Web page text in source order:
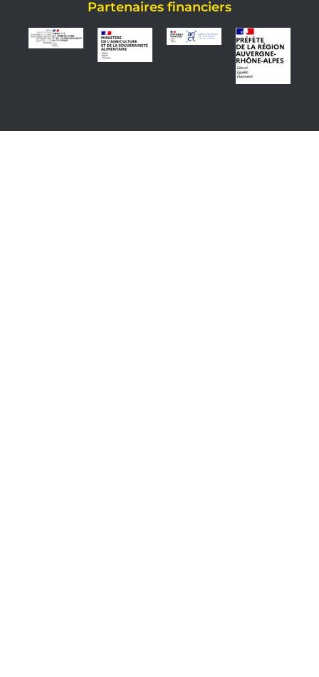
Partenaires financiers